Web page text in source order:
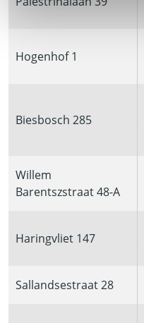
Hogenhof 1
Biesbosch 285
Willem
Barentszstraat 48-A
Haringvliet 147
Sallandsestraat 28